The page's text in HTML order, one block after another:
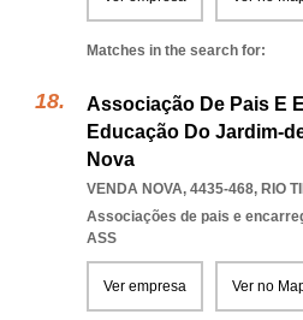
Matches in the search for:
Associação De Pais E
Educação Do Jardim-
Nova
VENDA NOVA, 4435-468, RIO
Associações de pais e
ASS
Ver empresa Ver no